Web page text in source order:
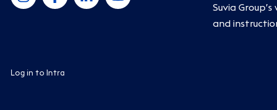
Log in to Intra
Suvia
and